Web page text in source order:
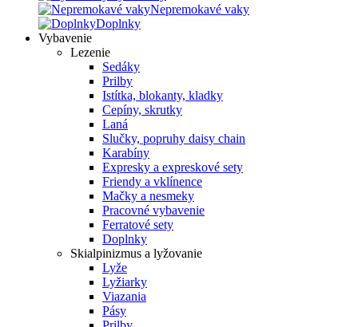
Nepremokavé vaky
Doplnky
Vybavenie
Lezenie
Sedáky
Prilby
Istítka, blokanty, kladky
Cepíny, skrutky
Laná
Slučky, popruhy daisy chain
Karabíny
Expresky a expreskové sety
Friendy a vklínence
Mačky a nesmeky
Pracovné vybavenie
Ferratové sety
Doplnky
Skialpinizmus a lyžovanie
Lyže
Lyžiarky
Viazania
Pásy